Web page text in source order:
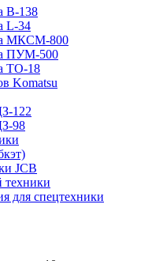
B-138
L-34
МКСМ-800
ПУМ-500
ТО-18
Komatsu
122
98
JCB
техники
для спецтехники